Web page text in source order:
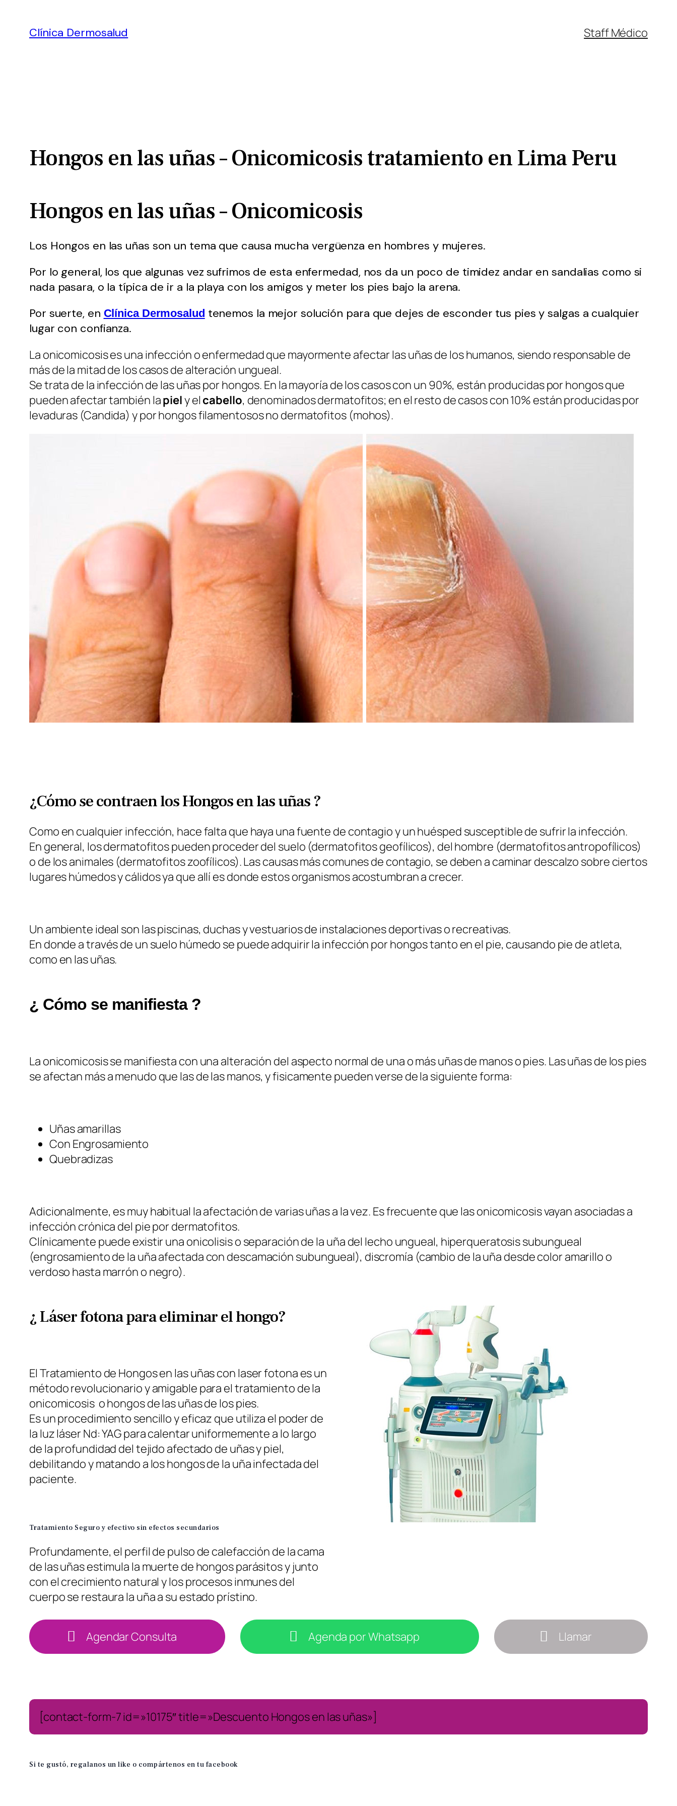
Clínica Dermosalud Staff Médico
Hongos en las uñas – Onicomicosis tratamiento en Lima Peru
Hongos en las uñas – Onicomicosis
Los Hongos en las uñas son un tema que causa mucha vergüenza en hombres y mujeres.
Por lo general, los que algunas vez sufrimos de esta enfermedad, nos da un poco de timidez andar en sandalias como si
nada pasara, o la típica de ir a la playa con los amigos y meter los pies bajo la arena.
Por suerte, en Clínica Dermosalud tenemos la mejor solución para que dejes de esconder tus pies y salgas a cualquier
lugar con confianza.
La onicomicosis es una infección o enfermedad que mayormente afectar las uñas de los humanos, siendo responsable de
más de la mitad de los casos de alteración ungueal.
Se trata de la infección de las uñas por hongos. En la mayoría de los casos con un 90%, están producidas por hongos que
pueden afectar también lapiely el cabello, denominados dermatofitos; en el resto de casos con 10% están producidas por
levaduras (Candida) y por hongos filamentosos no dermatofitos (mohos).
¿Cómo se contraen los Hongos en las uñas ?
Como en cualquier infección, hace falta que haya una fuente de contagio y un huésped susceptible de sufrir la infección.
En general, los dermatofitos pueden proceder del suelo (dermatofitos geofílicos), del hombre (dermatofitos antropofílicos)
o de los animales (dermatofitos zoofílicos). Las causas más comunes de contagio, se deben a caminar descalzo sobre ciertos
lugares húmedos y cálidos ya que allí es donde estos organismos acostumbran a crecer.
Un ambiente ideal son las piscinas, duchas y vestuarios de instalaciones deportivas o recreativas.
En donde a través de un suelo húmedo se puede adquirir la infección por hongos tanto en el pie, causando pie de atleta,
como en las uñas.
¿ Cómo se manifiesta ?
La onicomicosis se manifiesta con una alteración del aspecto normal de una o más uñas de manos o pies. Las uñas de los pies
se afectan más a menudo que las de las manos, y fisicamente pueden verse de la siguiente forma:
Uñas amarillas
Con Engrosamiento
Quebradizas
Adicionalmente, es muy habitual la afectación de varias uñas a la vez. Es frecuente que las onicomicosis vayan asociadas a
infección crónica del pie por dermatofitos.
Clínicamente puede existir una onicolisis o separación de la uña del lecho ungueal, hiperqueratosis subungueal
(engrosamiento de la uña afectada con descamación subungueal), discromía (cambio de la uña desde color amarillo o
verdoso hasta marrón o negro).
¿ Láser fotona para eliminar el hongo?
El Tratamiento de Hongos en las uñas con laser fotona es un
método revolucionario y amigable para el tratamiento de la
onicomicosis o hongos de las uñas de los pies.
Es un procedimiento sencillo y eficaz que utiliza el poder de
la luz láser Nd: YAG para calentar uniformemente a lo largo
de la profundidad del tejido afectado de uñas y piel,
debilitando y matando a los hongos de la uña infectada del
paciente.
Tratamiento Seguro y efectivo sin efectos secundarios
Profundamente, el perfil de pulso de calefacción de la cama
de las uñas estimula la muerte de hongos parásitos y junto
con el crecimiento natural y los procesos inmunes del
cuerpo se restaura la uña a su estado prístino.
Agendar Consulta Agenda por Whatsapp Llamar
[contact-form-7 id=»10175″ title=»Descuento Hongos en las uñas»]
Si te gustó, regalanos un like o compártenos en tu facebook